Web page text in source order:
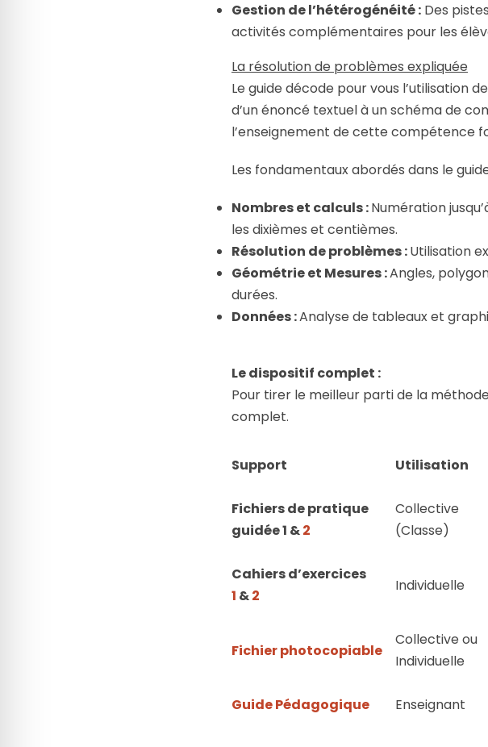
Gestion de l’hétérogénéité : Des
activités complémentaires pour les
La résolution de problèmes expliquée
Le guide décode pour vous l’utilisation
d’un énoncé textuel à un schéma de
l’enseignement de cette compétence
Les fondamentaux abordés dans le
Nombres et calculs :Numération
les dixièmes et centièmes.
Résolution de problèmes :Utilisation
Géométrie et Mesures :Angles,
durées.
Données :Analyse de tableaux et
Le dispositif complet :
Pour tirer le meilleur parti de la
complet.
Support Utilisation
Fichiers de pratique
guidée 1 &2
Collective
(Classe)
Cahiers d’exercices
1 &2
Individuelle
Fichier photocopiable
Collective ou
Individuelle
Guide Pédagogique Enseignant